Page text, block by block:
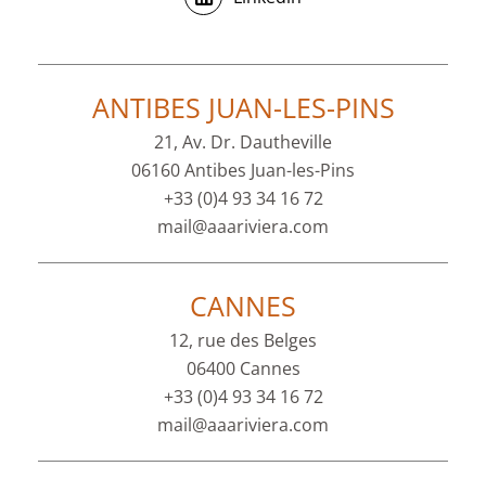
ANTIBES JUAN-LES-PINS
21, Av. Dr. Dautheville
06160 Antibes Juan-les-Pins
+33 (0)4 93 34 16 72
mail@aaariviera.com
CANNES
12, rue des Belges
06400 Cannes
+33 (0)4 93 34 16 72
mail@aaariviera.com